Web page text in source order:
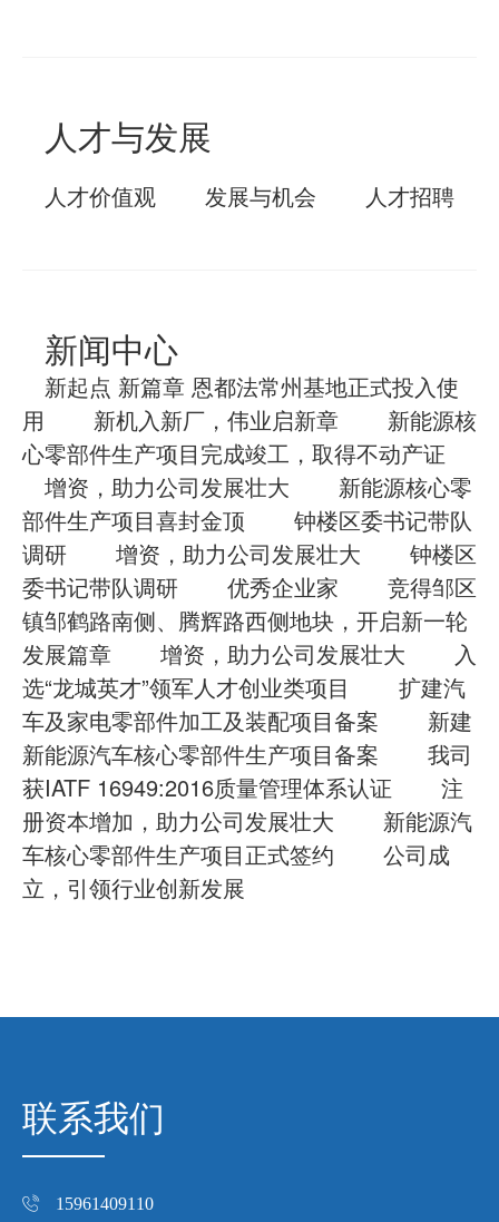
人才与发展
人才价值观 发展与机会 人才招聘
新闻中心
新起点 新篇章 恩都法常州基地正式投入使
用
新机入新厂，伟业启新章
新能源核
心零部件生产项目完成竣工，取得不动产证
增资，助力公司发展壮大
新能源核心零
部件生产项目喜封金顶
钟楼区委书记带队
调研
增资，助力公司发展壮大
钟楼区
委书记带队调研
优秀企业家
竞得邹区
镇邹鹤路南侧、腾辉路西侧地块，开启新一轮
发展篇章
增资，助力公司发展壮大
入
选“龙城英才”领军人才创业类项目
扩建汽
车及家电零部件加工及装配项目备案
新建
新能源汽车核心零部件生产项目备案
我司
获IATF 16949:2016质量管理体系认证
注
册资本增加，助力公司发展壮大
新能源汽
车核心零部件生产项目正式签约
公司成
立，引领行业创新发展
联系我们
15961409110